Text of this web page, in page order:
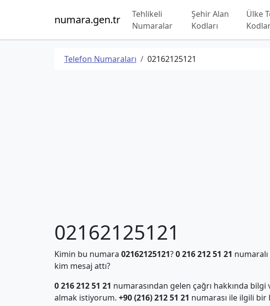
numara.gen.tr
Tehlikeli
Numaralar
Şehir Alan
Kodları
Ülke
Telefon Numaraları 02162125121
02162125121
Kimin bu numara 02162125121?0 216 212 51 21
kim mesaj attı?
0 216 212 51 21 numarasından gelen çağrı hakkında
almak istiyorum. +90 (216) 212 51 21 numarası ile ilgili bir